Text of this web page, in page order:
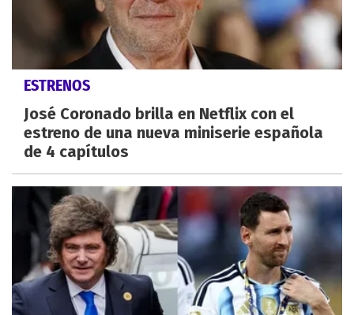
ESTRENOS
José Coronado brilla en Netflix con el
estreno de una nueva miniserie española
de 4 capítulos